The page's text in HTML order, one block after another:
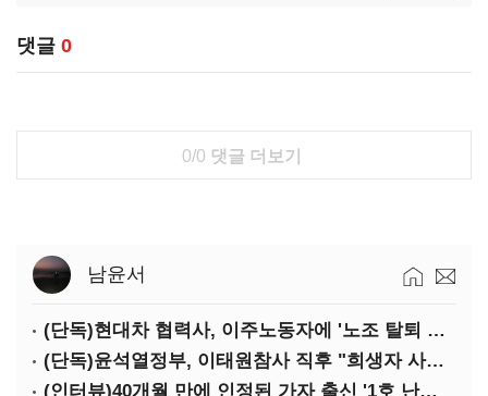
댓글 0
0/0 댓글 더보기
남윤서
(단독)현대차 협력사, 이주노동자에 '노조 탈퇴 안하면 강제출국' 협박
(단독)윤석열정부, 이태원참사 직후 "희생자 사연 발굴해 홍보…정부 보듬는 방향으로"
(인터뷰)40개월 만에 인정된 가자 출신 '1호 난민'…"기다림 힘들었지만 가족도 한국 왔으면"